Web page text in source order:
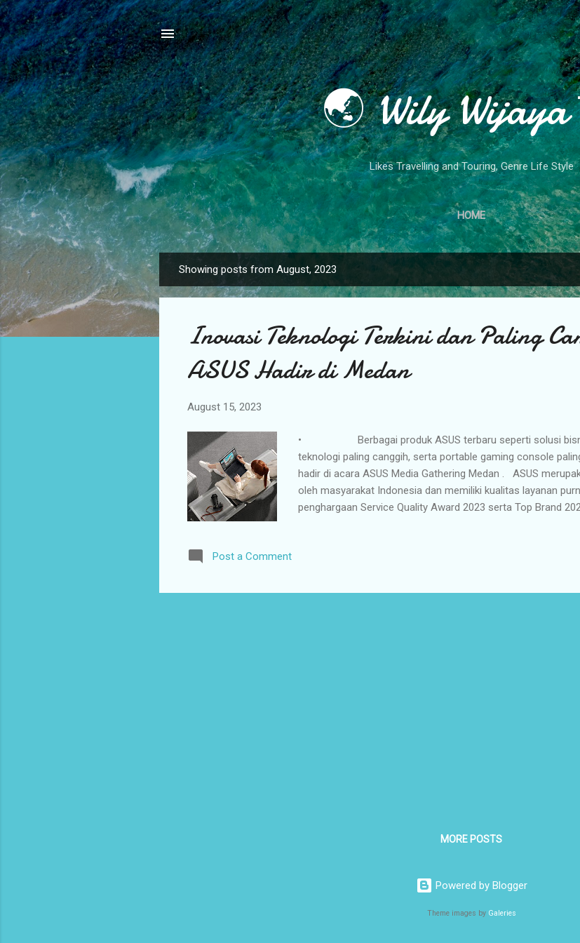
Skip to main content
🌏 Wily
Likes Travelling and Touring, Genre Life Style
HOME
o
Showing posts from August, 2023
Inovasi Teknologi Terkini dan Paling
ASUS Hadir di Medan
August 15, 2023
• Berbagai produk ASUS terbaru seperti solusi bisnis
teknologi paling canggih, serta portable gaming console
hadir di acara ASUS Media Gathering Medan . ASUS
oleh masyarakat Indonesia dan memiliki kualitas layanan
penghargaan Service Quality Award 2023 serta Top Brand
memperkenalkan jajaran produk dengan teknologi terbaru di
portable gaming console paling powerful yang ditenagai
Post a Comment
MORE POSTS
Powered by Blogger
Theme images by Galeries